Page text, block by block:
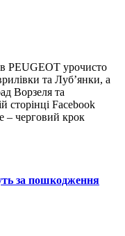
PEUGEOT урочисто
та Луб’янки, а
Ворзеля та
сторінці Facebook
– черговий крок
за пошкодження